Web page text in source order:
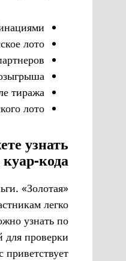
лото».
тиража.
лото.
узнать
кода.
«Золотая
легко
узнать по
для проверки